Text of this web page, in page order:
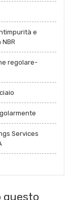
e
regolare-
Services
questo